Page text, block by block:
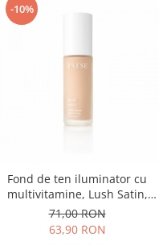
-10%
Fond de ten iluminator cu
multivitamine, Lush Satin,
nuanta 31 Warm Beige - 30ml
71,00 RON
63,90 RON